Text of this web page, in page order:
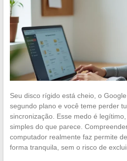
Seu disco rígido está cheio, o
segundo plano e você teme perder
sincronização. Esse medo é
simples do que parece.
computador realmente faz permite
forma tranquila, sem o risco de